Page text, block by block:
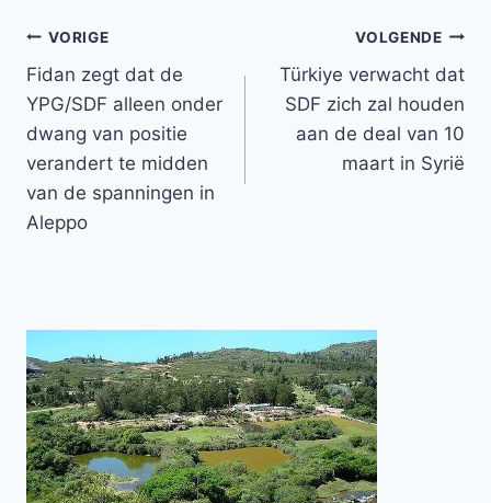
Bericht
navigatie
VORIGE
Fidan zegt dat de
YPG/SDF alleen onder
dwang van positie
verandert te midden
van de spanningen in
Aleppo
VOLGENDE
Türkiye verwacht dat
SDF zich zal houden
aan de deal van 10
maart in Syrië